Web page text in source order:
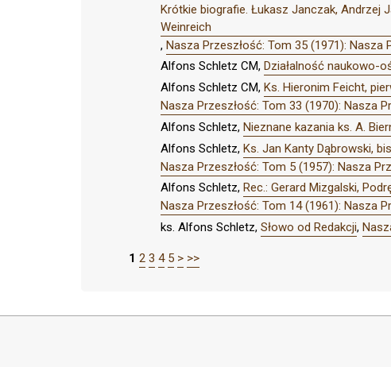
Krótkie biografie. Łukasz Janczak, Andrzej
Weinreich
, Nasza Przeszłość: Tom 35 (1971): Nasza
Alfons Schletz CM, Działalność naukowo-
Alfons Schletz CM, Ks. Hieronim Feicht,
Nasza Przeszłość: Tom 33 (1970): Nasza
Alfons Schletz, Nieznane kazania ks. A.
Alfons Schletz, Ks. Jan Kanty Dąbrowski,
Nasza Przeszłość: Tom 5 (1957): Nasza
Alfons Schletz, Rec.: Gerard Mizgalski,
Nasza Przeszłość: Tom 14 (1961): Nasza
ks. Alfons Schletz, Słowo od Redakcji,
1 2 3 4 5 > >>